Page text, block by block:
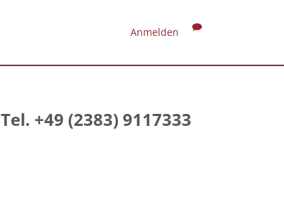
Anmelden
Tel. +49 (2383) 9117333